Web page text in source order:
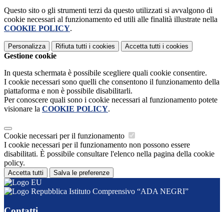
Questo sito o gli strumenti terzi da questo utilizzati si avvalgono di
cookie necessari al funzionamento ed utili alle finalità illustrate nella
COOKIE POLICY.
Personalizza Rifiuta tutti i cookies Accetta tutti i cookies
Gestione cookie
In questa schermata è possibile scegliere quali cookie consentire.
I cookie necessari sono quelli che consentono il funzionamento della
piattaforma e non è possibile disabilitarli.
Per conoscere quali sono i cookie necessari al funzionamento potete
visionare la COOKIE POLICY.
Cookie necessari per il funzionamento
I cookie necessari per il funzionamento non possono essere
disabilitati. È possibile consultare l'elenco nella pagina della cookie
policy.
Accetta tutti Salva le preferenze
Istituto Comprensivo “ADA NEGRI”